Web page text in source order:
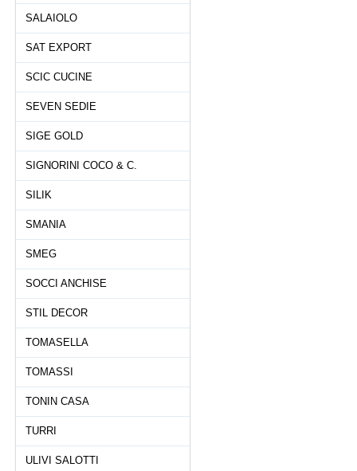
SALAIOLO
SAT EXPORT
SCIC CUCINE
SEVEN SEDIE
SIGE GOLD
SIGNORINI COCO & C.
SILIK
SMANIA
SMEG
SOCCI ANCHISE
STIL DECOR
TOMASELLA
TOMASSI
TONIN CASA
TURRI
ULIVI SALOTTI